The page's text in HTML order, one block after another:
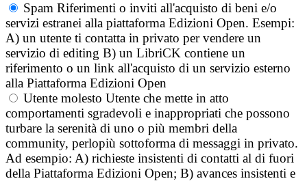
Spam Riferimenti o inviti all'acquisto di beni e/o
servizi estranei alla piattaforma Edizioni Open. Esempi:
A) un utente ti contatta in privato per vendere un
servizio di editing B) un LibriCK contiene un
riferimento o un link all'acquisto di un servizio esterno
alla Piattaforma Edizioni Open
Utente molesto Utente che mette in atto
comportamenti sgradevoli e inappropriati che possono
turbare la serenità di uno o più membri della
community, perlopiù sottoforma di messaggi in privato.
Ad esempio: A) richieste insistenti di contatti al di fuori
della Piattaforma Edizioni Open; B) avances insistenti e